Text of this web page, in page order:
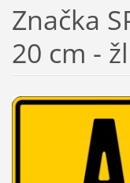
Značka
20 cm -